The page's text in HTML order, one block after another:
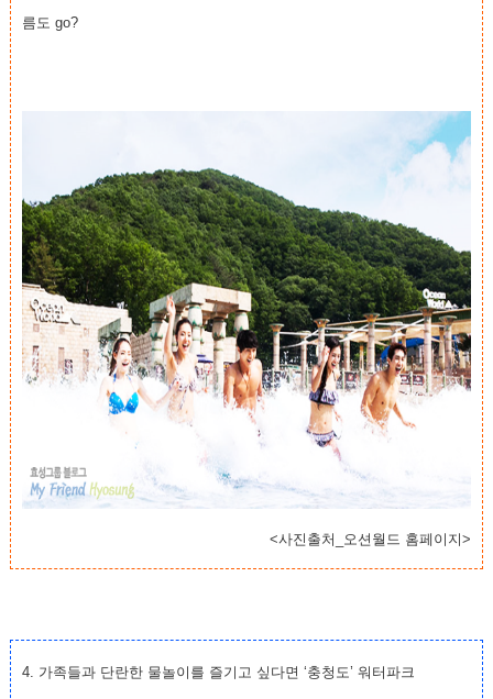
름도 go?
<사진출처_오션월드 홈페이지>
4. 가족들과 단란한 물놀이를 즐기고 싶다면 ‘충청도’ 워터파크